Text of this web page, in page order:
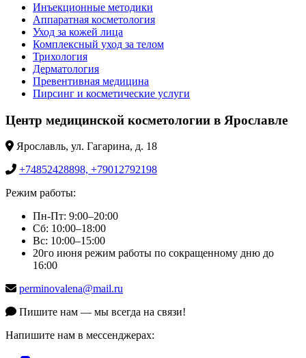
Инъекционные методики
Аппаратная косметология
Уход за кожей лица
Комплексный уход за телом
Трихология
Дерматология
Превентивная медицина
Пирсинг и косметические услуги
Центр медицинской косметологии в Ярославле
Ярославль, ул. Гагарина, д. 18
+74852428898, +79012792198
Режим работы:
Пн-Пт: 9:00–20:00
Сб: 10:00–18:00
Вс: 10:00–15:00
20го июня режим работы по сокращенному дню до
16:00
perminovalena@mail.ru
Пишите нам — мы всегда на связи!
Напишите нам в мессенджерах: